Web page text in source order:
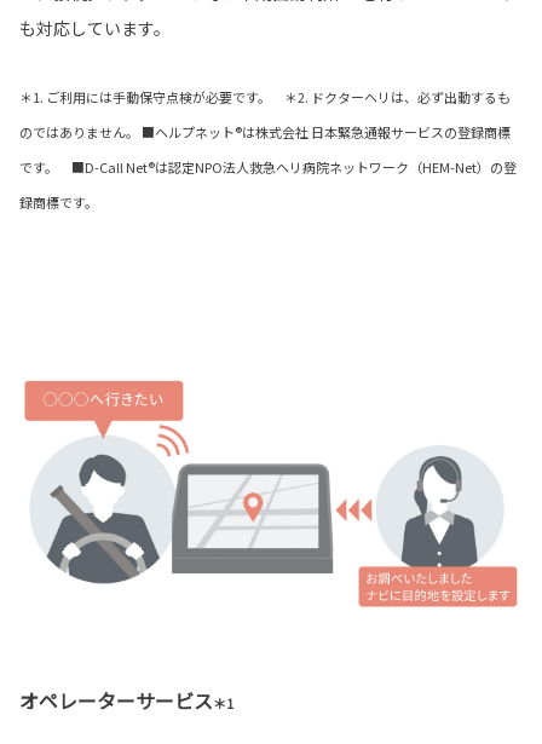
も対応しています。
＊1. ご利用には手動保守点検が必要です。 ＊2. ドクターヘリは、必ず出動するも
のではありません。 ■ヘルプネット®は株式会社 日本緊急通報サービスの登録商標
です。 ■D-Call Net®は認定NPO法人救急ヘリ病院ネットワーク（HEM-Net）の登
録商標です。
オペレーターサービス＊1